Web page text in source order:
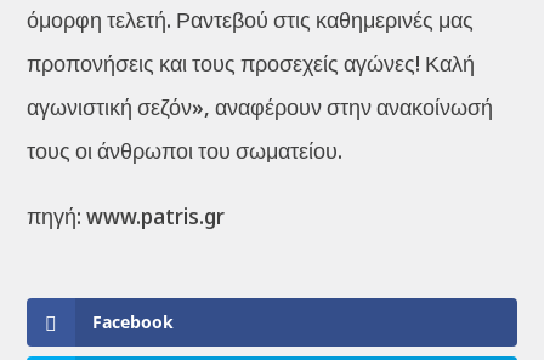
όμορφη τελετή. Ραντεβού στις καθημερινές μας
προπονήσεις και τους προσεχείς αγώνες! Καλή
αγωνιστική σεζόν», αναφέρουν στην ανακοίνωσή
τους οι άνθρωποι του σωματείου.
πηγή: www.patris.gr
Facebook